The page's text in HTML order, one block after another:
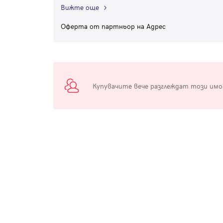
Вижте още
Оферта от партньор на Адрес
Купувачите вече разглеждат този